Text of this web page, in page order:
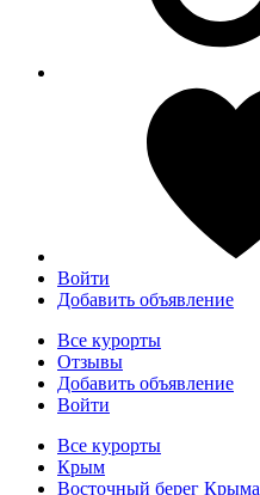
Войти
Добавить объявление
Все курорты
Отзывы
Добавить объявление
Войти
Все курорты
Крым
Восточный берег Крыма